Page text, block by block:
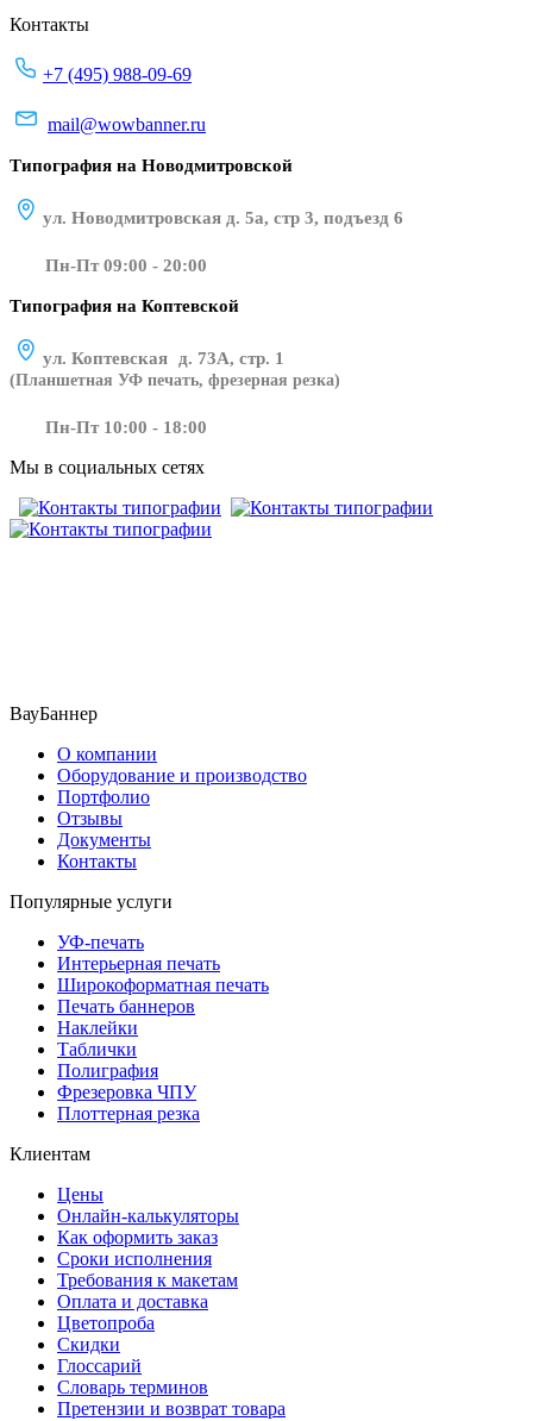
Контакты
+7 (495) 988-09-69
mail@wowbanner.ru
Типография на Новодмитровской
ул. Новодмитровская д. 5а, стр 3, подъезд 6
Пн-Пт 09:00 - 20:00
Типография на Коптевской
ул. Коптевская д. 73А, стр. 1
(Планшетная УФ печать, фрезерная резка)
Пн-Пт 10:00 - 18:00
Мы в социальных сетях
ВауБаннер
О компании
Оборудование и производство
Портфолио
Отзывы
Документы
Контакты
Популярные услуги
УФ-печать
Интерьерная печать
Широкоформатная печать
Печать баннеров
Наклейки
Таблички
Полиграфия
Фрезеровка ЧПУ
Плоттерная резка
Клиентам
Цены
Онлайн-калькуляторы
Как оформить заказ
Сроки исполнения
Требования к макетам
Оплата и доставка
Цветопроба
Скидки
Глоссарий
Словарь терминов
Претензии и возврат товара